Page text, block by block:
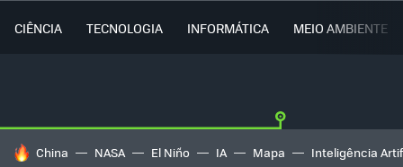
CIÊNCIA TECNOLOGIA INFORMÁTICA MEIO AMBIENTE
TENDÊNCIAS DO DIA
China NASA El Niño IA Mapa Inteligência